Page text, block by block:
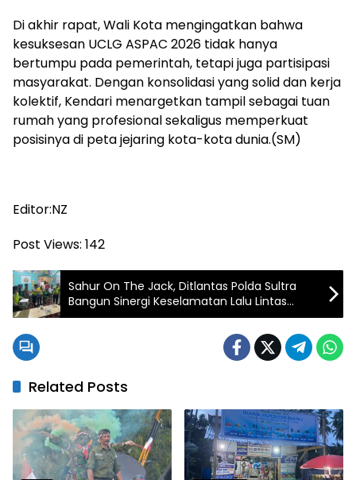
Di akhir rapat, Wali Kota mengingatkan bahwa
kesuksesan UCLG ASPAC 2026 tidak hanya
bertumpu pada pemerintah, tetapi juga partisipasi
masyarakat. Dengan konsolidasi yang solid dan kerja
kolektif, Kendari menargetkan tampil sebagai tuan
rumah yang profesional sekaligus memperkuat
posisinya di peta jejaring kota-kota dunia.(SM)
Editor:NZ
Post Views: 142
Sahur On The Jack, Ditlantas Polda Sultra
Bangun Sinergi Keselamatan Lalu Lintas
Bersama Gojek Kendari
Related Posts